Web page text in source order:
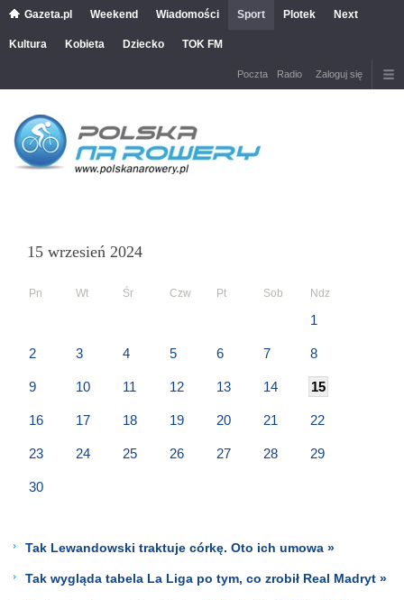
Gazeta.pl Weekend Wiadomości Sport Plotek Next
Kultura Kobieta Dziecko TOK FM
Poczta Radio Zaloguj się
15 wrzesień 2024
Pn Wt Śr Czw Pt Sob Ndz
1
2 3 4 5 6 7 8
9 10 11 12 13 14 15
16 17 18 19 20 21 22
23 24 25 26 27 28 29
30
Tak Lewandowski traktuje córkę. Oto ich umowa »
Tak wygląda tabela La Liga po tym, co zrobił Real Madryt »